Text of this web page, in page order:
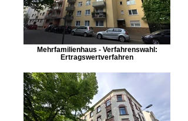
Mehrfamilienhaus - Verfahrenswahl:
Ertragswertverfahren